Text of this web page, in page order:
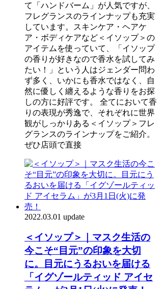
て「ハンドバーム」が人気ですが、
フレグランスのラインナップも充実
しています。スキンケア・ヘアケ
ア・ボディケアなど＜イソップ＞の
アイテムを使っていて、「イソップ
の香りが好きなので香水を試してみ
たい！」という人はジェンダー問わ
ず多く、いかにも香水ではなく、自
然に優しく纏えるような香りをお探
しの方に好評です。 全てにおいて香
りの表現が秀逸で、それぞれに世界
観がしっかりある＜イソップ＞フレ
グランスのラインナップをご紹介。
ぜひ店頭で直接
2022.03.01 update
＜イソップ＞｜マスク生活の
今こそ“目元”の印象を大切
に。目元にうるおいを届ける
「イグゾールティッド アイセ